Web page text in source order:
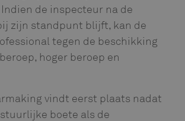
de inspecteur na de
zijn standpunt blijft, kan de
tegen de beschikking
hoger beroep en
vindt eerst plaats nadat
boete als de